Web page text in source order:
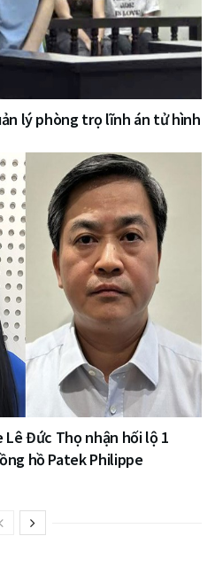
lý phòng trọ lĩnh án tử hình
Lê Đức Thọ nhận hối lộ 1
hồ Patek Philippe